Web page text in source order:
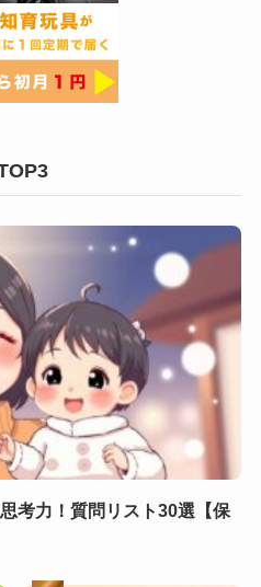
考力！質問リスト30選【保